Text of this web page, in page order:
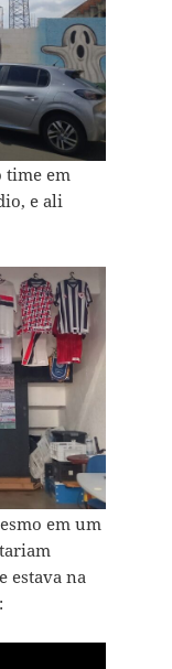
time em
e ali
em um
estava na